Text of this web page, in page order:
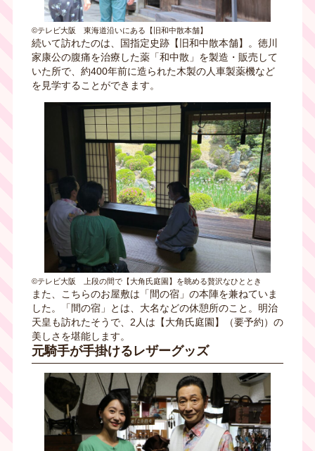
©テレビ大阪 東海道沿いにある【旧和中散本舗】
続いて訪れたのは、国指定史跡【旧和中散本舗】。徳川
家康公の腹痛を治療した薬「和中散」を製造・販売して
いた所で、約400年前に造られた木製の人車製薬機など
を見学することができます。
©テレビ大阪 上段の間で【大⻆氏庭園】を眺める贅沢なひととき
また、こちらのお屋敷は「間の宿」の本陣を兼ねていま
した。「間の宿」とは、大名などの休憩所のこと。明治
天皇も訪れたそうで、2人は【大⻆氏庭園】（要予約）の
美しさを堪能します。
元騎手が手掛けるレザーグッズ